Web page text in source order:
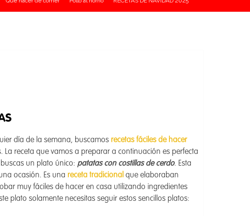
día de la semana, buscamos recetas fáciles de hacer
receta que vamos a preparar a continuación es perfecta
un plato único: patatas con costillas de cerdo. Esta
ocasión. Es una receta tradicional que elaboraban
muy fáciles de hacer en casa utilizando ingredientes
plato solamente necesitas seguir estos sencillos platos: